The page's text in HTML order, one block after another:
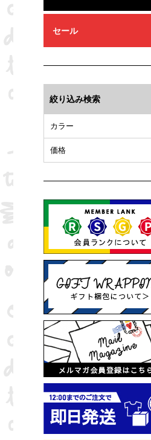
セール
絞り込み検索
カラー
ピンク
ブラック
ブルー
グリーン
イエロー
グレー
パープル
ベージュ
価格
20,001円 ～